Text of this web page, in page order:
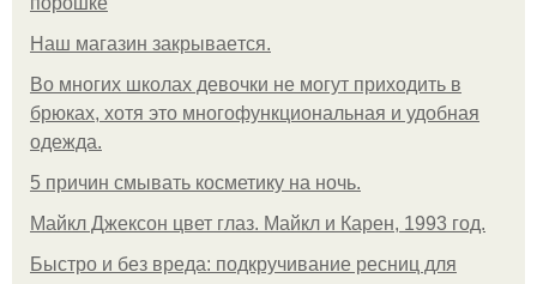
Нaш магaзин зaкрывaeтся.
Во многих школах девочки не могут приходить в
брюках, хотя это многофункциональная и удобная
одежда.
5 причин смывать косметику на ночь.
Майкл Джексон цвет глаз. Майкл и Карен, 1993 год.
Быстро и без вреда: подкручивание ресниц для